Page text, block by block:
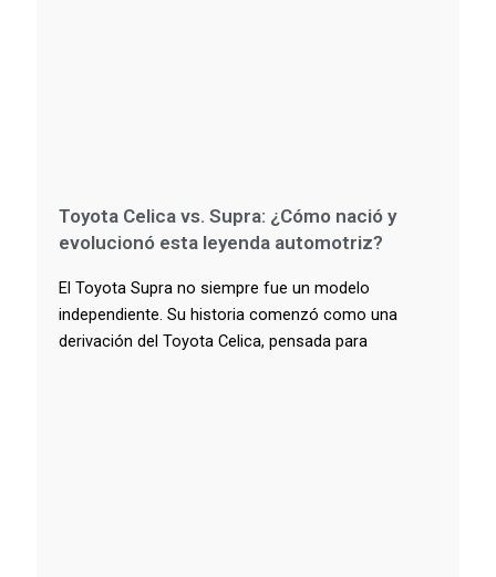
Toyota Celica vs. Supra: ¿Cómo nació y
evolucionó esta leyenda automotriz?
El Toyota Supra no siempre fue un modelo
independiente. Su historia comenzó como una
derivación del Toyota Celica, pensada para